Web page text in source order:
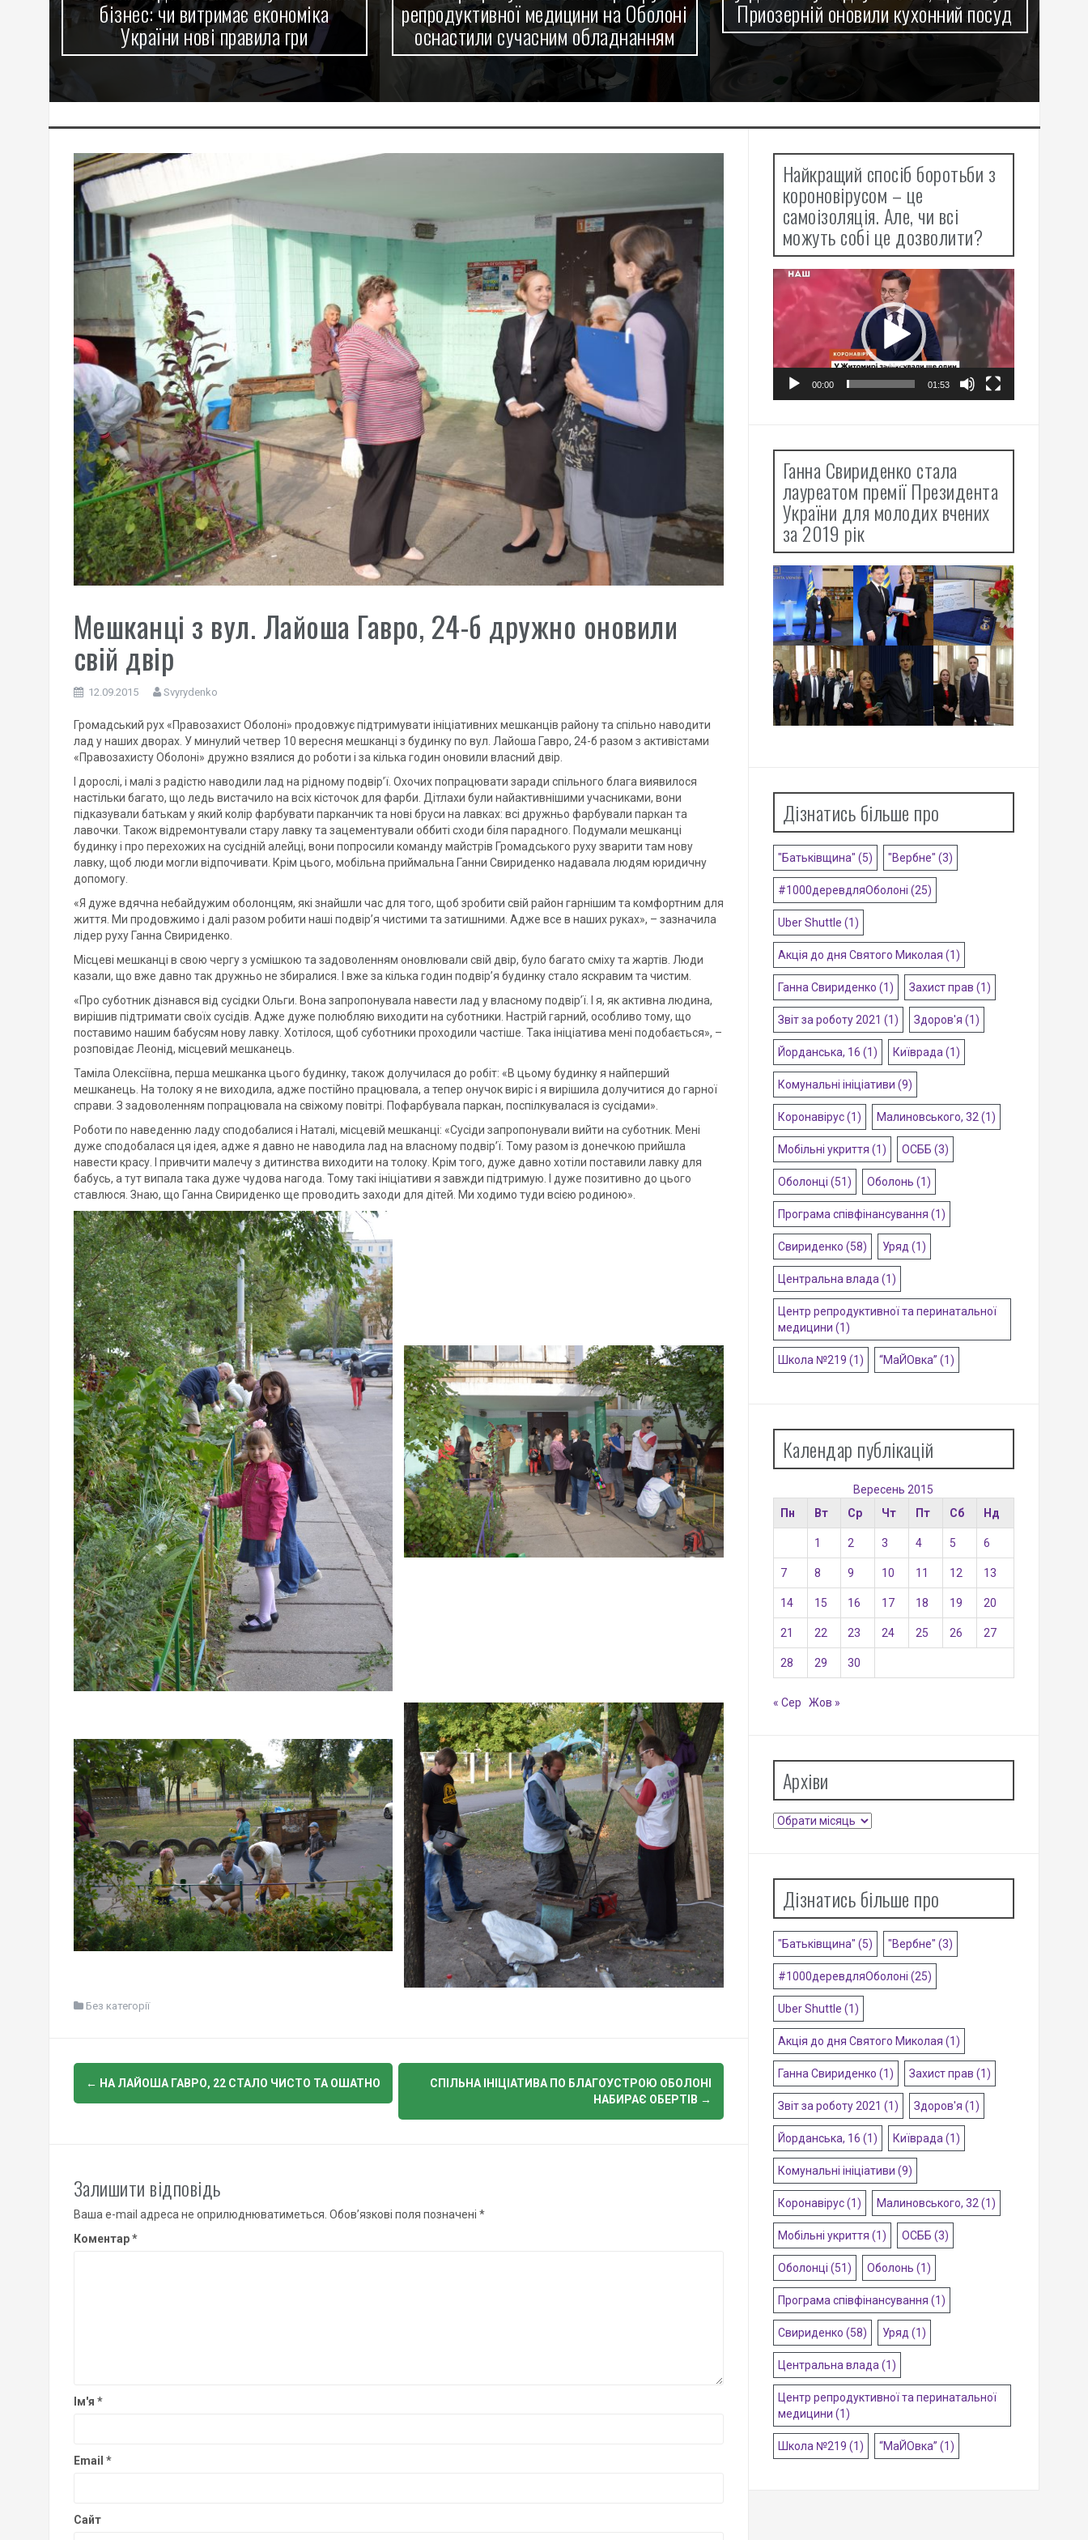
бізнес: чи витримає економіка
України нові правила гри
репродуктивної медицини на Оболоні
оснастили сучасним обладнанням
Приозерній оновили кухонний посуд
Мешканці з вул. Лайоша Гавро, 24-б дружно оновили
свій двір
12.09.2015 Svyrydenko
Громадський рух «Правозахист Оболоні» продовжує підтримувати ініціативних мешканців району та спільно наводити
лад у наших дворах. У минулий четвер 10 вересня мешканці з будинку по вул. Лайоша Гавро, 24-б разом з активістами
«Правозахисту Оболоні» дружно взялися до роботи і за кілька годин оновили власний двір.
І дорослі, і малі з радістю наводили лад на рідному подвір’ї. Охочих попрацювати заради спільного блага виявилося
настільки багато, що ледь вистачило на всіх кісточок для фарби. Дітлахи були найактивнішими учасниками, вони
підказували батькам у який колір фарбувати парканчик та нові бруси на лавках: всі дружньо фарбували паркан та
лавочки. Також відремонтували стару лавку та зацементували оббиті сходи біля парадного. Подумали мешканці
будинку і про перехожих на сусідній алейці, вони попросили команду майстрів Громадського руху зварити там нову
лавку, щоб люди могли відпочивати. Крім цього, мобільна приймальна Ганни Свириденко надавала людям юридичну
допомогу.
«Я дуже вдячна небайдужим оболонцям, які знайшли час для того, щоб зробити свій район гарнішим та комфортним для
життя. Ми продовжимо і далі разом робити наші подвір’я чистими та затишними. Адже все в наших руках», – зазначила
лідер руху Ганна Свириденко.
Місцеві мешканці в свою чергу з усмішкою та задоволенням оновлювали свій двір, було багато сміху та жартів. Люди
казали, що вже давно так дружньо не збиралися. І вже за кілька годин подвір’я будинку стало яскравим та чистим.
«Про суботник дізнався від сусідки Ольги. Вона запропонувала навести лад у власному подвір’ї. І я, як активна людина,
вирішив підтримати своїх сусідів. Адже дуже полюбляю виходити на суботники. Настрій гарний, особливо тому, що
поставимо нашим бабусям нову лавку. Хотілося, щоб суботники проходили частіше. Така ініціатива мені подобається», –
розповідає Леонід, місцевий мешканець.
Таміла Олексіївна, перша мешканка цього будинку, також долучилася до робіт: «В цьому будинку я найперший
мешканець. На толоку я не виходила, адже постійно працювала, а тепер онучок виріс і я вирішила долучитися до гарної
справи. З задоволенням попрацювала на свіжому повітрі. Пофарбувала паркан, поспілкувалася із сусідами».
Роботи по наведенню ладу сподобалися і Наталі, місцевій мешканці: «Сусіди запропонували вийти на суботник. Мені
дуже сподобалася ця ідея, адже я давно не наводила лад на власному подвір’ї. Тому разом із донечкою прийшла
навести красу. І привчити малечу з дитинства виходити на толоку. Крім того, дуже давно хотіли поставили лавку для
бабусь, а тут випала така дуже чудова нагода. Тому такі ініціативи я завжди підтримую. І дуже позитивно до цього
ставлюся. Знаю, що Ганна Свириденко ще проводить заходи для дітей. Ми ходимо туди всією родиною».
Без категорії
Post
navigation
← НА ЛАЙОША ГАВРО, 22 СТАЛО ЧИСТО ТА ОШАТНО
СПІЛЬНА ІНІЦІАТИВА ПО БЛАГОУСТРОЮ ОБОЛОНІ
НАБИРАЄ ОБЕРТІВ →
Залишити відповідь
Ваша e-mail адреса не оприлюднюватиметься. Обов’язкові поля позначені *
Коментар*
Ім'я *
Email *
Сайт
Найкращий спосіб боротьби з
короновірусом – це
самоізоляція. Але, чи всі
можуть собі це дозволити?
Відеопрогравач
00:00 01:53
Ганна Свириденко стала
лауреатом премії Президента
України для молодих вчених
за 2019 рік
Дізнатись більше про
"Батьківщина" (5) "Вербне" (3)
#1000деревдляОболоні (25)
Uber Shuttle (1)
Акція до дня Святого Миколая (1)
Ганна Свириденко (1) Захист прав (1)
Звіт за роботу 2021 (1) Здоров'я (1)
Йорданська, 16 (1) Київрада(1)
Комунальні ініціативи (9)
Коронавірус(1) Малиновського, 32(1)
Мобільні укриття (1) ОСББ (3)
Оболонці (51) Оболонь (1)
Програма співфінансування (1)
Свириденко (58) Уряд (1)
Центральна влада(1)
Центр репродуктивної та перинатальної
медицини (1)
Школа №219 (1) “МаЙОвка” (1)
Календар публікацій
Вересень 2015
Пн
Вт Ср Чт Пт Сб Нд
1 2 3 4 5 6
7 8 9 10 11 12 13
14 15 16 17 18 19 20
21 22 23 24 25 26 27
28 29 30
« Сер Жов »
Архіви
Архіви
Дізнатись більше про
"Батьківщина" (5) "Вербне" (3)
#1000деревдляОболоні (25)
Uber Shuttle (1)
Акція до дня Святого Миколая (1)
Ганна Свириденко (1) Захист прав (1)
Звіт за роботу 2021 (1) Здоров'я (1)
Йорданська, 16 (1) Київрада(1)
Комунальні ініціативи (9)
Коронавірус(1) Малиновського, 32(1)
Мобільні укриття (1) ОСББ (3)
Оболонці (51) Оболонь (1)
Програма співфінансування (1)
Свириденко (58) Уряд (1)
Центральна влада(1)
Центр репродуктивної та перинатальної
медицини (1)
Школа №219 (1) “МаЙОвка” (1)